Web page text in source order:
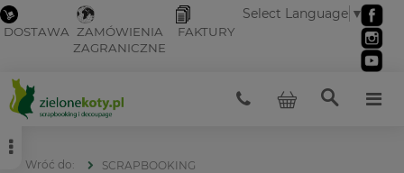
DOSTAWA ZAMÓWIENIA
ZAGRANICZNE
FAKTURY
Select Language ▼
SCRAPBOOKING